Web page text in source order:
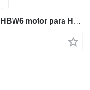
Hitachi YD00011913 4TNV98C-WHBW6 motor para Hitachi ZX85US-6 ZX85USB-6 miniexcavadora